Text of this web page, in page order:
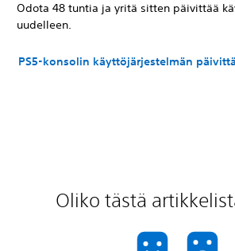
Odota 48 tuntia ja yritä sitten päivittää
uudelleen.
PS5-konsolin käyttöjärjestelmän
Oliko tästä